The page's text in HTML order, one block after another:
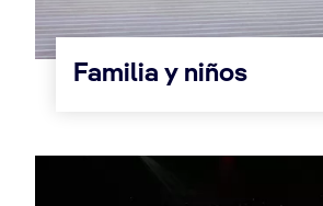
Familia y niños